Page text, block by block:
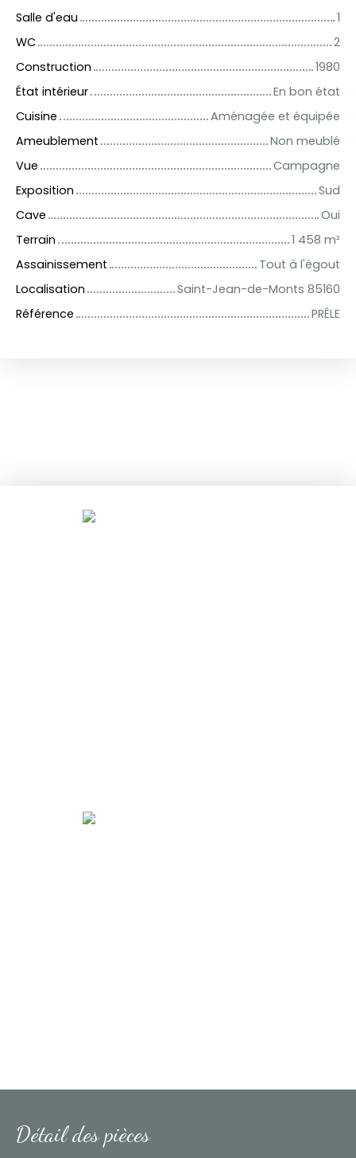
Salle d'eau
1
WC
2
Construction
1980
État intérieur
En bon état
Cuisine
Aménagée et équipée
Ameublement
Non meublé
Vue
Campagne
Exposition
Sud
Cave
Oui
Terrain
1 458 m²
Assainissement
Tout à l'égout
Localisation
Saint-Jean-de-Monts 85160
Référence
PRÊLE
Détail des pièces